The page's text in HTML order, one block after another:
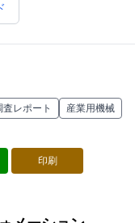
査レポート 産業用機械
印刷